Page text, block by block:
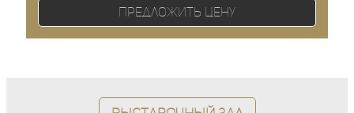
Предложить цену